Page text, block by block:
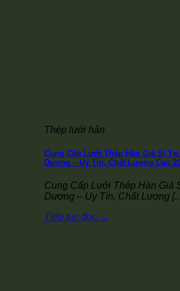
Thép lưới hàn
Cung Cấp Lưới Thép Hàn Giá Sỉ
Dương – Uy Tín, Chất Lượng Cao
Cung Cấp Lưới Thép Hàn Giá
Dương – Uy Tín, Chất Lượng
Tiếp tục đọc →